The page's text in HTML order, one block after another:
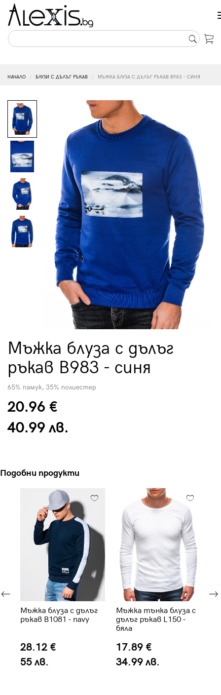
НАЧАЛО БЛУЗИ С ДЪЛЪГ РЪКАВ МЪЖКА БЛУЗА С ДЪЛЪГ РЪКАВ B983 - СИНЯ
Мъжка блуза с дълъг
ръкав B983 - синя
65% памук, 35% полиестер
20.96 €
40.99 лв.
Подобни продукти
Мъжка блуза с дълъг
ръкав B1081 - navy
28.12 €
55 лв.
Мъжка тънка блуза с
дълъг ръкав L150 -
бяла
17.89 €
34.99 лв.